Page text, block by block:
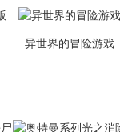
异世界的冒险游戏